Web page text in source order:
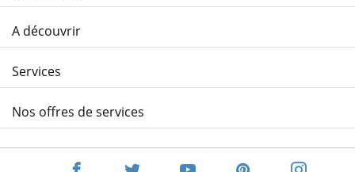
A découvrir
Services
Nos offres de services